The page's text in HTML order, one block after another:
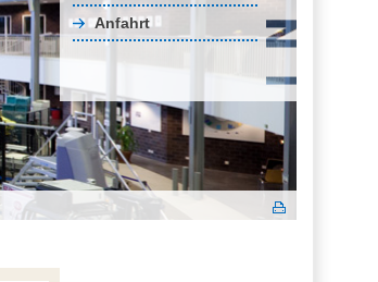
Anfahrt